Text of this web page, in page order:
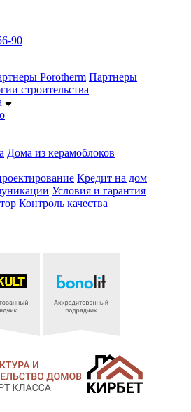
90
Porotherm Партнеры
строительства
Дома из керамоблоков
Кредит на дом
Условия и гарантия
Контроль качества